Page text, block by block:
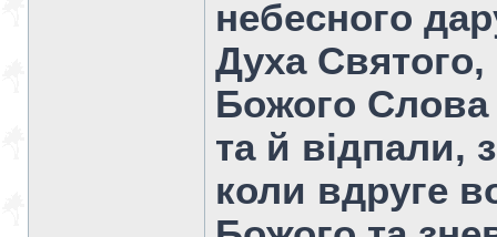
небесного
Духа Святого,
Божого Слова
та й відпали,
коли вдруге